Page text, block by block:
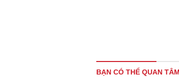
BẠN CÓ THỂ QUAN TÂM